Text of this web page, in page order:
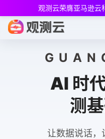
观测云荣膺亚马逊
AI 时
测
让数据说话，